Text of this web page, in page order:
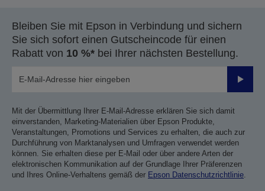
Bleiben Sie mit Epson in Verbindung und sichern
Sie sich sofort einen Gutscheincode für einen
Rabatt von 10 %* bei Ihrer nächsten Bestellung.
Mit der Übermittlung Ihrer E-Mail-Adresse erklären Sie sich damit
einverstanden, Marketing-Materialien über Epson Produkte,
Veranstaltungen, Promotions und Services zu erhalten, die auch zur
Durchführung von Marktanalysen und Umfragen verwendet werden
können. Sie erhalten diese per E-Mail oder über andere Arten der
elektronischen Kommunikation auf der Grundlage Ihrer Präferenzen
und Ihres Online-Verhaltens gemäß der Epson Datenschutzrichtlinie.